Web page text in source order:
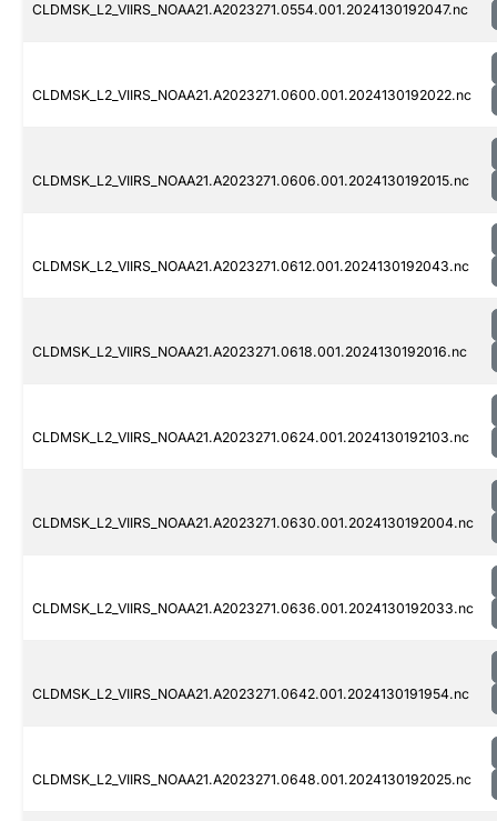
CLDMSK_L2_VIIRS_NOAA21.A2023271.0554.001.2024130192047.nc
CLDMSK_L2_VIIRS_NOAA21.A2023271.0600.001.2024130192022.nc
CLDMSK_L2_VIIRS_NOAA21.A2023271.0606.001.2024130192015.nc
CLDMSK_L2_VIIRS_NOAA21.A2023271.0612.001.2024130192043.nc
CLDMSK_L2_VIIRS_NOAA21.A2023271.0618.001.2024130192016.nc
CLDMSK_L2_VIIRS_NOAA21.A2023271.0624.001.2024130192103.nc
CLDMSK_L2_VIIRS_NOAA21.A2023271.0630.001.2024130192004.nc
CLDMSK_L2_VIIRS_NOAA21.A2023271.0636.001.2024130192033.nc
CLDMSK_L2_VIIRS_NOAA21.A2023271.0642.001.2024130191954.nc
CLDMSK_L2_VIIRS_NOAA21.A2023271.0648.001.2024130192025.nc